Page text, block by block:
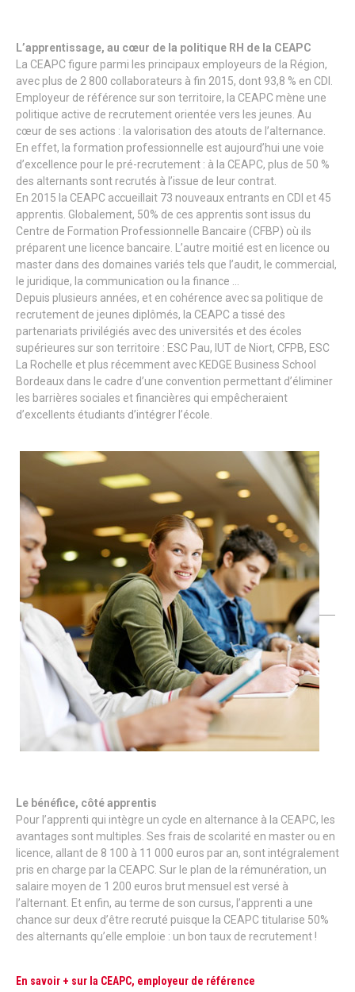
L’apprentissage, au cœur de la politique RH de la CEAPC
La CEAPC figure parmi les principaux employeurs de la Région,
avec plus de 2 800 collaborateurs à fin 2015, dont 93,8 % en CDI.
Employeur de référence sur son territoire, la CEAPC mène une
politique active de recrutement orientée vers les jeunes. Au
cœur de ses actions : la valorisation des atouts de l’alternance.
En effet, la formation professionnelle est aujourd’hui une voie
d’excellence pour le pré-recrutement : à la CEAPC, plus de 50 %
des alternants sont recrutés à l’issue de leur contrat.
En 2015 la CEAPC accueillait 73 nouveaux entrants en CDI et 45
apprentis. Globalement, 50% de ces apprentis sont issus du
Centre de Formation Professionnelle Bancaire (CFBP) où ils
préparent une licence bancaire. L’autre moitié est en licence ou
master dans des domaines variés tels que l’audit, le commercial,
le juridique, la communication ou la finance …
Depuis plusieurs années, et en cohérence avec sa politique de
recrutement de jeunes diplômés, la CEAPC a tissé des
partenariats privilégiés avec des universités et des écoles
supérieures sur son territoire : ESC Pau, IUT de Niort, CFPB, ESC
La Rochelle et plus récemment avec KEDGE Business School
Bordeaux dans le cadre d’une convention permettant d’éliminer
les barrières sociales et financières qui empêcheraient
d’excellents étudiants d’intégrer l’école.
Le bénéfice, côté apprentis
Pour l’apprenti qui intègre un cycle en alternance à la CEAPC, les
avantages sont multiples. Ses frais de scolarité en master ou en
licence, allant de 8 100 à 11 000 euros par an, sont intégralement
pris en charge par la CEAPC. Sur le plan de la rémunération, un
salaire moyen de 1 200 euros brut mensuel est versé à
l’alternant. Et enfin, au terme de son cursus, l’apprenti a une
chance sur deux d’être recruté puisque la CEAPC titularise 50%
des alternants qu’elle emploie : un bon taux de recrutement !
En savoir + sur la CEAPC, employeur de référence